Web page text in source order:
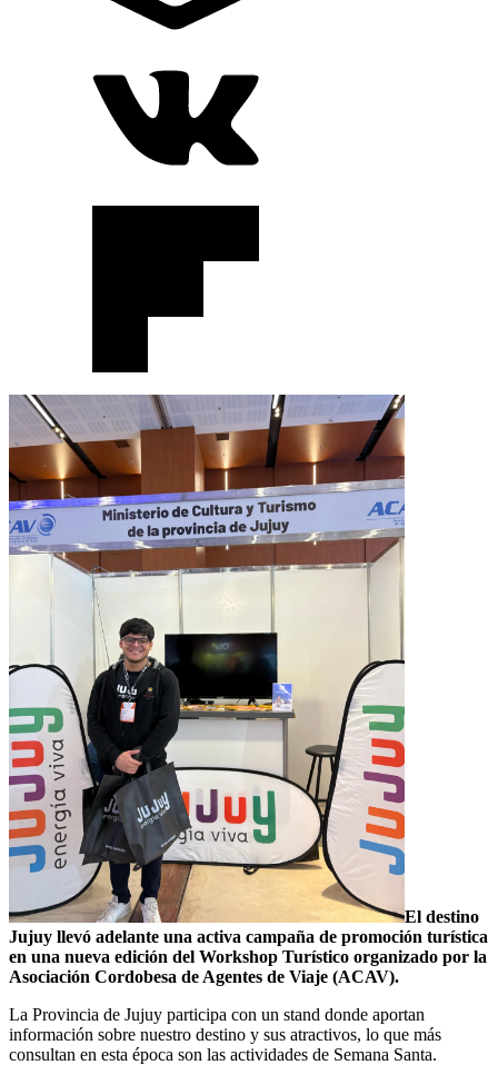
El destino
Jujuy llevó adelante una activa campaña de promoción turística
en una nueva edición del Workshop Turístico organizado por la
Asociación Cordobesa de Agentes de Viaje (ACAV).
La Provincia de Jujuy participa con un stand donde aportan
información sobre nuestro destino y sus atractivos, lo que más
consultan en esta época son las actividades de Semana Santa.